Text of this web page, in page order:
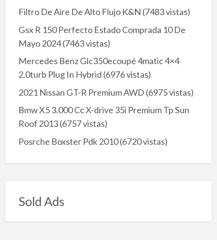
Filtro De Aire De Alto Flujo K&N (7483 vistas)
Gsx R 150 Perfecto Estado Comprada 10 De
Mayo 2024(7463 vistas)
Mercedes Benz Glc350ecoupé 4matic 4×4
2.0turb Plug In Hybrid (6976 vistas)
2021 Nissan GT-R Premium AWD (6975 vistas)
Bmw X5 3.000 Cc X-drive 35i Premium Tp Sun
Roof 2013(6757 vistas)
Posrche Boxster Pdk 2010(6720 vistas)
Sold Ads